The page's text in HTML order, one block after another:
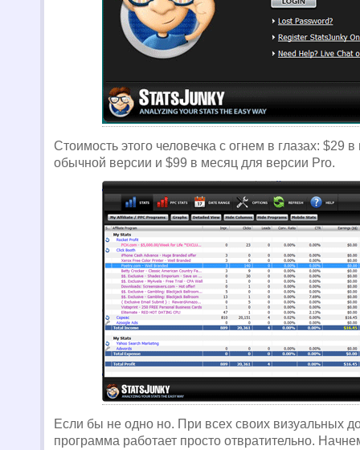
Стоимость этого человечка с огнем в глазах: $29
обычной версии и $99 в месяц для версии Pro.
Если бы не одно но. При всех своих визуальных
программа работает просто отвратительно.